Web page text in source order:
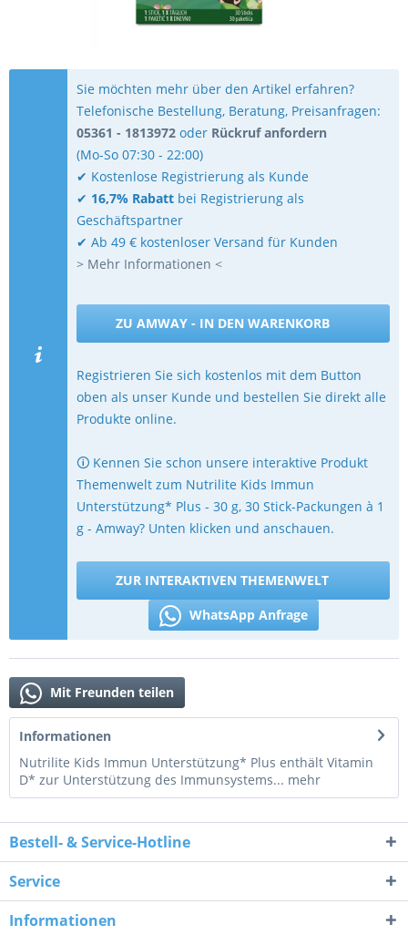
Sie möchten mehr über den Artikel erfahren?
Telefonische Bestellung, Beratung, Preisanfragen:
05361 - 1813972 oder Rückruf anfordern
(Mo-So 07:30 - 22:00)
✔ Kostenlose Registrierung als Kunde
✔ 16,7% Rabatt bei Registrierung als
Geschäftspartner
✔ Ab 49 € kostenloser Versand für Kunden
> Mehr Informationen <
ZU AMWAY - IN DEN WARENKORB
Registrieren Sie sich kostenlos mit dem Button
oben als unser Kunde und bestellen Sie direkt alle
Produkte online.
🛈 Kennen Sie schon unsere interaktive Produkt
Themenwelt zum Nutrilite Kids Immun
Unterstützung* Plus - 30 g, 30 Stick-Packungen à 1
g - Amway? Unten klicken und anschauen.
ZUR INTERAKTIVEN THEMENWELT
WhatsApp Anfrage
Mit Freunden teilen
Informationen
Nutrilite Kids Immun Unterstützung* Plus enthält Vitamin
D* zur Unterstützung des Immunsystems... mehr
Bestell- & Service-Hotline
Service
Informationen